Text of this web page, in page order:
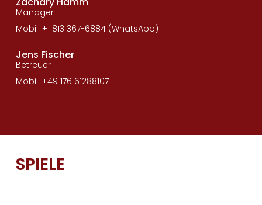
Manager
Mobil: +1 813 367-6884 (WhatsApp)
Jens Fischer
Betreuer
Mobil: +49 176 61288107
SPIELE